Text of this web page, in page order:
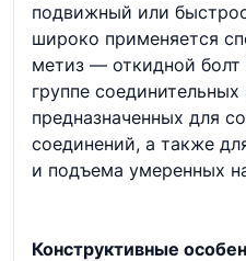
подвижный или
широко применяется
метиз — откидной болт
группе соединительных
предназначенных для
соединений, а также
и подъема умеренных
Конструктивные